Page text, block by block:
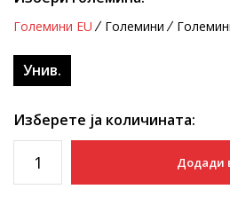
Големини EU Големини
Унив.
Изберете ја количината:
Додади